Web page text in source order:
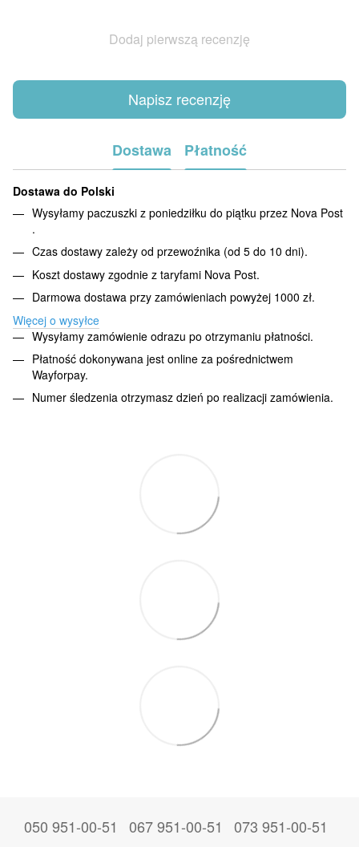
Dodaj pierwszą recenzję
Napisz recenzję
Dostawa Płatność
Dostawa do Polski
Wysyłamy paczuszki z poniedziłku do piątku przez Nova Post
.
Czas dostawy zależy od przewoźnika (od 5 do 10 dni).
Koszt dostawy zgodnie z taryfami Nova Post.
Darmowa dostawa przy zamówieniach powyżej 1000 zł.
Więcej o wysyłce
Wysyłamy zamówienie odrazu po otrzymaniu płatności.
Płatność dokonywana jest online za pośrednictwem
Wayforpay.
Numer śledzenia otrzymasz dzień po realizacji zamówienia.
050 951-00-51 067 951-00-51 073 951-00-51